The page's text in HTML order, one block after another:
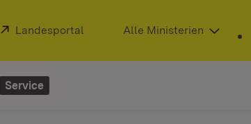
Extern:
Landesportal (Öffnet in neuem Fenster)
Alle Ministerien
Service